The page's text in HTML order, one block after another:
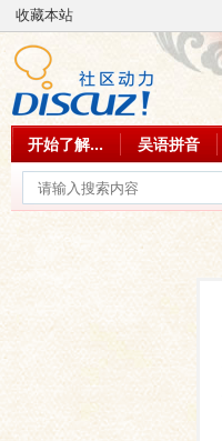
收藏本站
开始了解... 吴语拼音